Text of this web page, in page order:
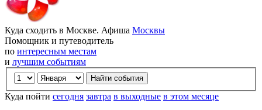
Куда сходить в Москве. Афиша Москвы
Помощник и путеводитель
по интересным местам
и лучшим событиям
Куда пойти сегодня завтра в выходные в этом месяце